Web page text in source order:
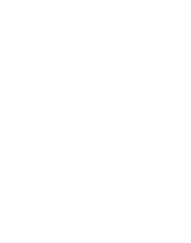
will not be published.